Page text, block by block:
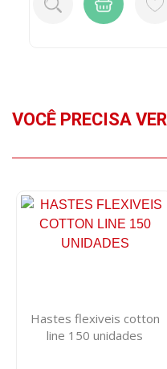
VOCÊ PRECISA VER
Hastes flexiveis cotton
line 150 unidades